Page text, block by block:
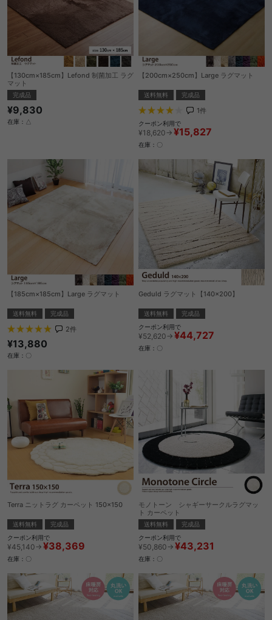
【130cm×185cm】Lefond 制菌加工 ラグ
マット
完成品
¥9,830
在庫：△
【200cm×250cm】Large ラグマット
送料無料 完成品
1件
クーポン利用で
¥18,620→ ¥15,827
在庫：〇
【185cm×185cm】Large ラグマット
送料無料 完成品
2件
¥13,880
在庫：〇
Geduld ラグマット【140×200】
送料無料
完成品
クーポン利用で
¥52,620→ ¥44,727
在庫：〇
Terra ニットラグ カーペット 150×150
送料無料
完成品
クーポン利用で
¥45,140→ ¥38,369
在庫：〇
モノトーン シャギーサークルラグマッ
ト カーペット
送料無料
完成品
クーポン利用で
¥50,860→ ¥43,231
在庫：〇